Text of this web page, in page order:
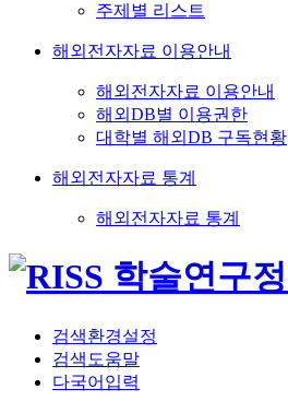
주제별 리스트
해외전자자료 이용안내
해외전자자료 이용안내
해외DB별 이용권한
대학별 해외DB 구독현황
해외전자자료 통계
해외전자자료 통계
검색환경설정
검색도움말
다국어입력